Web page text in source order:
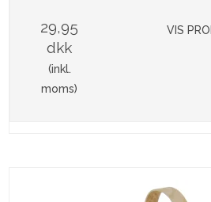
29,95
dkk
(inkl.
moms)
VIS